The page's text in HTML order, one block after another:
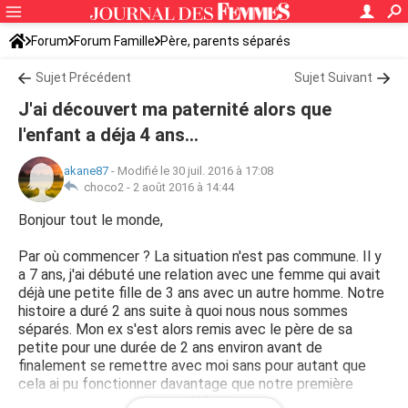
Forum Forum Famille Père, parents séparés
Sujet Précédent Sujet Suivant
J'ai découvert ma paternité alors que
l'enfant a déja 4 ans...
akane87 - Modifié le 30 juil. 2016 à 17:08
choco2 - 2 août 2016 à 14:44
Bonjour tout le monde,
Par où commencer ? La situation n'est pas commune. Il y
a 7 ans, j'ai débuté une relation avec une femme qui avait
déjà une petite fille de 3 ans avec un autre homme. Notre
histoire a duré 2 ans suite à quoi nous nous sommes
séparés. Mon ex s'est alors remis avec le père de sa
petite pour une durée de 2 ans environ avant de
finalement se remettre avec moi sans pour autant que
cela ai pu fonctionner davantage que notre première
relation car nous sommes définitivement séparés, pour de